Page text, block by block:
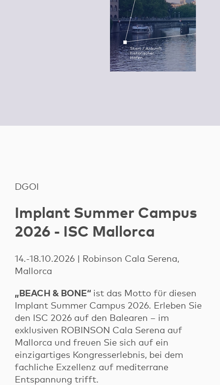
DGOI
Implant Summer Campus
2026 - ISC Mallorca
14.-18.10.2026 | Robinson Cala Serena,
Mallorca
„BEACH & BONE“ ist das Motto für diesen
Implant Summer Campus 2026. Erleben Sie
den ISC 2026 auf den Balearen – im
exklusiven ROBINSON Cala Serena auf
Mallorca und freuen Sie sich auf ein
einzigartiges Kongresserlebnis, bei dem
fachliche Exzellenz auf mediterrane
Entspannung trifft.